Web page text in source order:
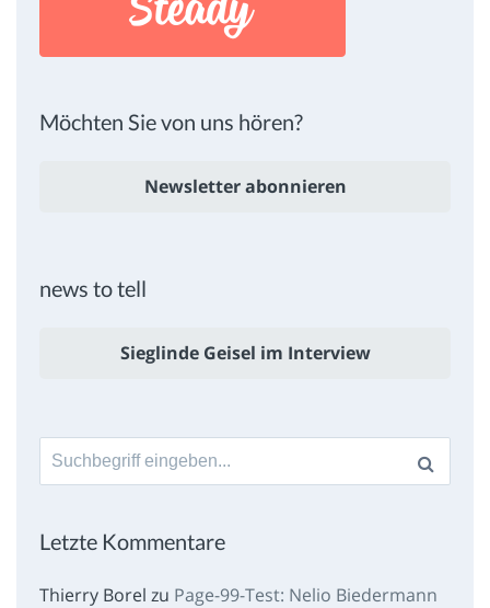
Möchten Sie von uns hören?
Newsletter abonnieren
news to tell
Sieglinde Geisel im Interview
Suche
nach:
Letzte Kommentare
Thierry Borel zu Page-99-Test: Nelio Biedermann